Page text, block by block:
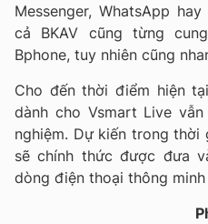
Messenger, WhatsApp
cả BKAV cũng từng
Bphone, tuy nhiên cũng
Cho đến thời điểm hiện
dành cho Vsmart Live
nghiệm. Dự kiến trong thời
sẽ chính thức được đưa
dòng điện thoại thông minh